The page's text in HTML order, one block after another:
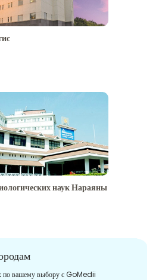
наук Нараяны
по вашему выбору с GoMedii